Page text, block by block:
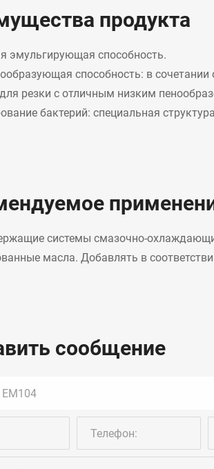
продукта
эмульгирующая способность.
способность: в
резки с отличным низким
бактерий: специальная
системы смазочно-
масла. Добавлять в
сообщение
Телефон: